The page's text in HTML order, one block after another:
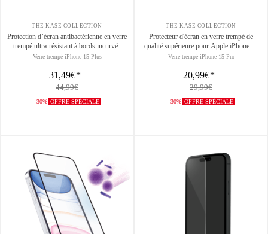
THE KASE COLLECTION
Protection d’écran antibactérienne en verre
trempé ultra-résistant à bords incurvés
pour Apple iPhone 15 Plus, Noir
Verre trempé iPhone 15 Plus
31,49€*
44,99€
-30% OFFRE SPÉCIALE
THE KASE COLLECTION
Protecteur d'écran en verre trempé de
qualité supérieure pour Apple iPhone 15
Pro, transparent
Verre trempé iPhone 15 Pro
20,99€*
29,99€
-30% OFFRE SPÉCIALE